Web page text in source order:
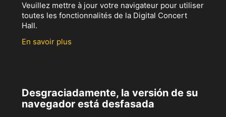
Veuillez mettre à jour votre navigateur pour utiliser
toutes les fonctionnalités de la Digital Concert
Hall.
En savoir plus
Desgraciadamente, la versión de su
navegador está desfasada